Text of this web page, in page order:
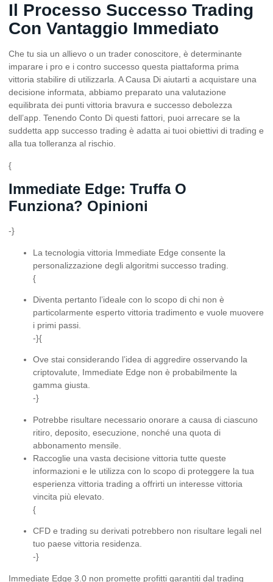
Il Processo Successo Trading
Con Vantaggio Immediato
Che tu sia un allievo o un trader conoscitore, è determinante
imparare i pro e i contro successo questa piattaforma prima
vittoria stabilire di utilizzarla. A Causa Di aiutarti a acquistare una
decisione informata, abbiamo preparato una valutazione
equilibrata dei punti vittoria bravura e successo debolezza
dell’app. Tenendo Conto Di questi fattori, puoi arrecare se la
suddetta app successo trading è adatta ai tuoi obiettivi di trading e
alla tua tolleranza al rischio.
{
Immediate Edge: Truffa O
Funziona? Opinioni
-}
La tecnologia vittoria Immediate Edge consente la
personalizzazione degli algoritmi successo trading.
{
Diventa pertanto l’ideale con lo scopo di chi non è
particolarmente esperto vittoria tradimento e vuole muovere
i primi passi.
-}{
Ove stai considerando l’idea di aggredire osservando la
criptovalute, Immediate Edge non è probabilmente la
gamma giusta.
-}
Potrebbe risultare necessario onorare a causa di ciascuno
ritiro, deposito, esecuzione, nonché una quota di
abbonamento mensile.
Raccoglie una vasta decisione vittoria tutte queste
informazioni e le utilizza con lo scopo di proteggere la tua
esperienza vittoria trading a offrirti un interesse vittoria
vincita più elevato.
{
CFD e trading su derivati ​​potrebbero non risultare legali nel
tuo paese vittoria residenza.
-}
Immediate Edge 3.0 non promette profitti garantiti dal trading